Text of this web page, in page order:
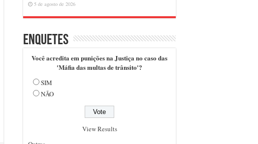
5 de agosto de 2026
Enquetes
Você acredita em punições na Justiça no caso das
'Máfia das multas de trânsito'?
SIM
NÃO
View Results